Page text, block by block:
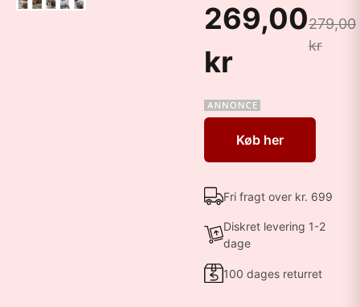
269,00
kr
279,00
kr
Køb her
Fri fragt over kr. 699
Diskret levering 1-2
dage
100 dages returret